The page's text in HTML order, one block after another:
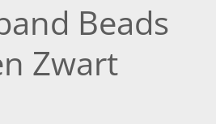
Beads
Zwart